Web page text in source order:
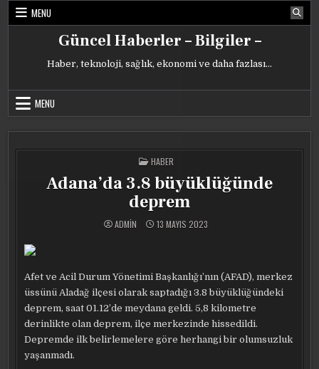
Skip
MENU
Güncel Haberler – Bilgiler –
Haber, teknoloji, sağlık, ekonomi ve daha fazlası…
MENU
POSTED
IN
HABER
Adana’da 3.8 büyüklüğünde
deprem
ADMIN 13 MAYIS 2023
Afet ve Acil Durum Yönetimi Başkanlığı’nın (AFAD), merkez
üssünü Aladağ ilçesi olarak saptadığı 3.8 büyüklüğündeki
deprem, saat 01.12’de meydana geldi. 5,8 kilometre
derinlikte olan deprem, ilçe merkezinde hissedildi.
Depremde ilk belirlemelere göre herhangi bir olumsuzluk
yaşanmadı.